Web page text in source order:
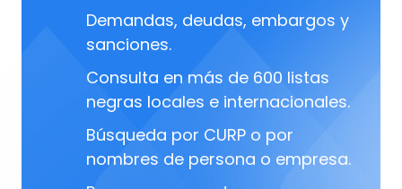
Demandas, deudas, embargos y
sanciones.
Consulta en más de 600 listas
negras locales e internacionales.
Búsqueda por CURP o por
nombres de persona o empresa.